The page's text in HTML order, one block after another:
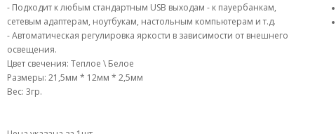
- Подходит к любым стандартным USB выходам - к пауербанкам,
сетевым адаптерам, ноутбукам, настольным компьютерам и т.д.
- Автоматическая регулировка яркости в зависимости от внешнего
освещения.
Цвет свечения: Теплое \ Белое
Размеры: 21,5мм * 12мм * 2,5мм
Вес: 3гр.